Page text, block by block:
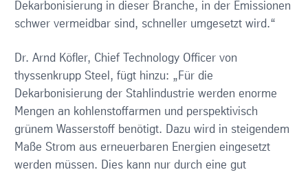
Dekarbonisierung in dieser Branche, in der Emissionen
schwer vermeidbar sind, schneller umgesetzt wird.“
Dr. Arnd Köfler, Chief Technology Officer von
thyssenkrupp Steel, fügt hinzu: „Für die
Dekarbonisierung der Stahlindustrie werden enorme
Mengen an kohlenstoffarmen und perspektivisch
grünem Wasserstoff benötigt. Dazu wird in steigendem
Maße Strom aus erneuerbaren Energien eingesetzt
werden müssen. Dies kann nur durch eine gut